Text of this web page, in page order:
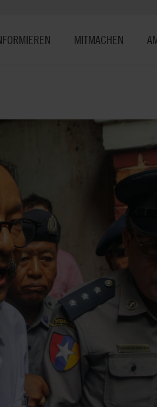
MITMACHEN